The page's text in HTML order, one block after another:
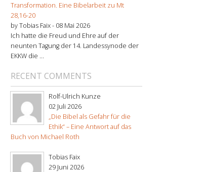
Transformation. Eine Bibelarbeit zu Mt
28,16-20
by Tobias Faix - 08 Mai 2026
Ich hatte die Freud und Ehre auf der
neunten Tagung der 14. Landessynode der
EKKW die ...
RECENT COMMENTS
Rolf-Ulrich Kunze
02 Juli 2026
„Die Bibel als Gefahr für die
Ethik“ – Eine Antwort auf das
Buch von Michael Roth
Tobias Faix
29 Juni 2026